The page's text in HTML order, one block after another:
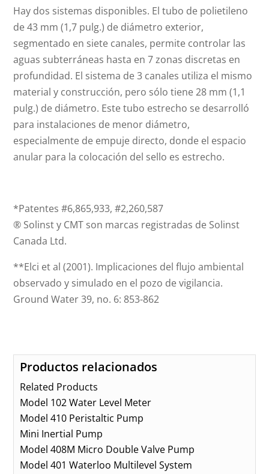
Hay dos sistemas disponibles. El tubo de polietileno
de 43 mm (1,7 pulg.) de diámetro exterior,
segmentado en siete canales, permite controlar las
aguas subterráneas hasta en 7 zonas discretas en
profundidad. El sistema de 3 canales utiliza el mismo
material y construcción, pero sólo tiene 28 mm (1,1
pulg.) de diámetro. Este tubo estrecho se desarrolló
para instalaciones de menor diámetro,
especialmente de empuje directo, donde el espacio
anular para la colocación del sello es estrecho.
*Patentes #6,865,933, #2,260,587
® Solinst y CMT son marcas registradas de Solinst
Canada Ltd.
**Elci et al (2001). Implicaciones del flujo ambiental
observado y simulado en el pozo de vigilancia.
Ground Water 39, no. 6: 853-862
Productos relacionados
Related Products
Model 102 Water Level Meter
Model 410 Peristaltic Pump
Mini Inertial Pump
Model 408M Micro Double Valve Pump
Model 401 Waterloo Multilevel System